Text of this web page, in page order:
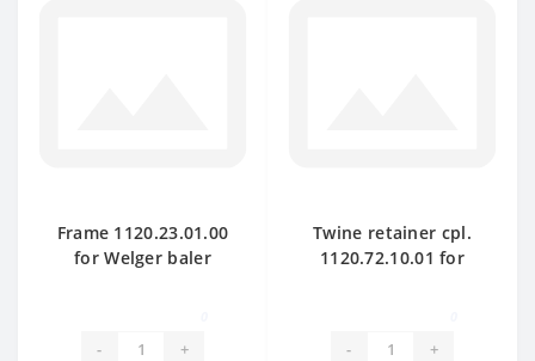
Frame 1120.23.01.00
for Welger baler
- +
Twine retainer cpl.
1120.72.10.01 for
- +